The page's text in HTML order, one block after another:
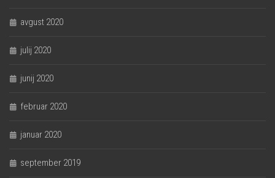
avgust 2020
julij 2020
junij 2020
februar 2020
januar 2020
september 2019